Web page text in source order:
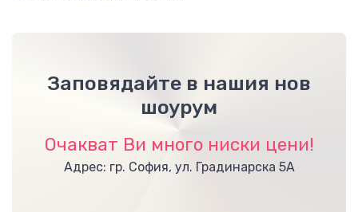
Заповядайте в нашия нов
шоурум
Очакват Ви много ниски цени!
Адрес: гр. София, ул. Градинарска 5А